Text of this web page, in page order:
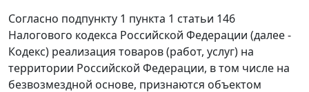
Согласно подпункту 1 пункта 1 статьи 146
Налогового кодекса Российской Федерации (далее -
Кодекс) реализация товаров (работ, услуг) на
территории Российской Федерации, в том числе на
безвозмездной основе, признаются объектом